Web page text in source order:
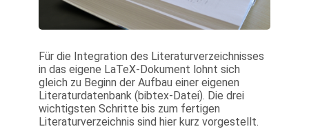
Für die Integration des Literaturverzeichnisses
in das eigene LaTeX-Dokument lohnt sich
gleich zu Beginn der Aufbau einer eigenen
Literaturdatenbank (bibtex-Datei). Die drei
wichtigsten Schritte bis zum fertigen
Literaturverzeichnis sind hier kurz vorgestellt.